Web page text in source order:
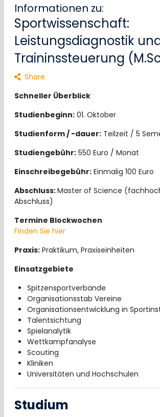
Informationen zu:
Sportwissenschaft:
Leistungsdiagnostik
Traininssteuerung
Share
Schneller Überblick
Studienbeginn: 01. Oktober
Studienform / -dauer: Teilzeit / 5
Studiengebühr: 550 Euro / Monat
Einschreibegebühr: Einmalig 100 Euro
Abschluss:Master of Science
Abschluss)
Termine Blockwochen
Finden Sie hier
Praxis: Praktikum, Praxiseinheiten
Einsatzgebiete
Spitzensportverbände
Organisationsstab Vereine
Organisationsentwicklung in
Talentsichtung
Spielanalytik
Wettkampfanalyse
Scouting
Kliniken
Universitäten und Hochschulen
Studium